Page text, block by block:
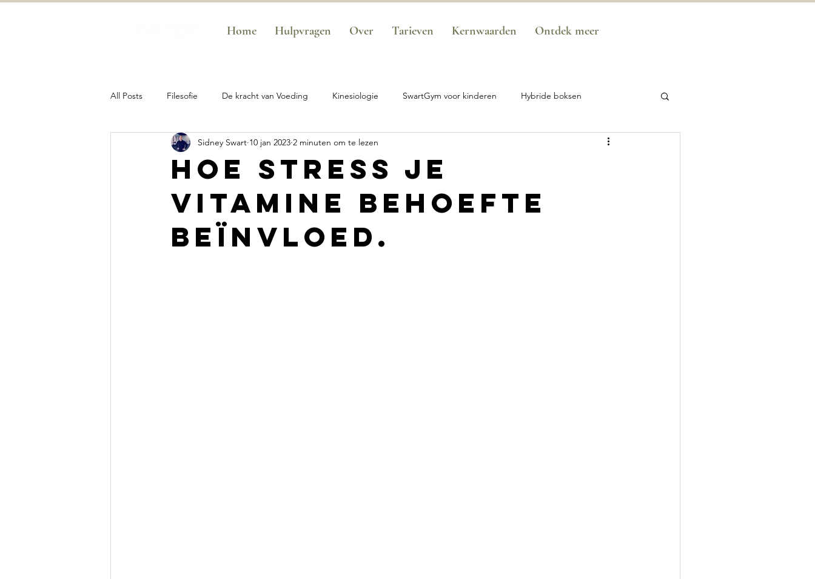
Home Hulpvragen Over Tarieven Kernwaarden Ontdek meer
All Posts Filesofie De kracht van Voeding Kinesiologie SwartGym voor kinderen Hybride boksen
De kracht van Adem De kracht van koude SwartGym voor sporters SwartGym Mystery School
SwartGym Business SwartGym Performance Basis Traject - Transformatie SwartGym Kinderen
Hoe stress je
vitamine behoefte
beïnvloed.
Sidney Swart 10 jan 2023 2 minuten om te lezen